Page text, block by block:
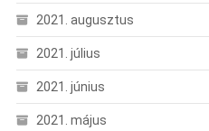
2021. augusztus
2021. július
2021. június
2021. május